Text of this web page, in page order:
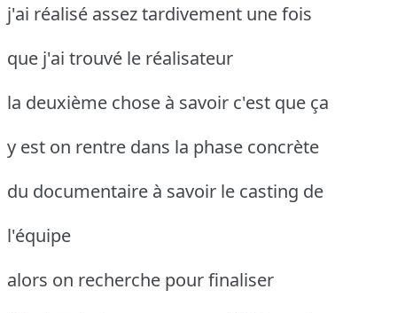
j'ai réalisé assez tardivement une fois
que j'ai trouvé le réalisateur
la deuxième chose à savoir c'est que ça
y est on rentre dans la phase concrète
du documentaire à savoir le casting de
l'équipe
alors on recherche pour finaliser